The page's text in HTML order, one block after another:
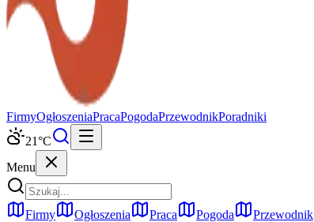
FirmyOgłoszeniaPracaPogodaPrzewodnikPoradniki
21°C
Menu
Firmy Ogłoszenia Praca Pogoda Przewodnik